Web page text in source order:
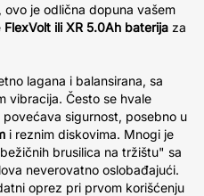
ovo je odlična dopuna vašem
FlexVolt ili XR 5.0Ah baterija za
lagana i balansirana, sa
vibracija. Često se hvale
povećava sigurnost, posebno u
i reznim diskovima. Mnogi je
brusilica na tržištu" sa
neverovatno oslobađajući.
oprez pri prvom korišćenju